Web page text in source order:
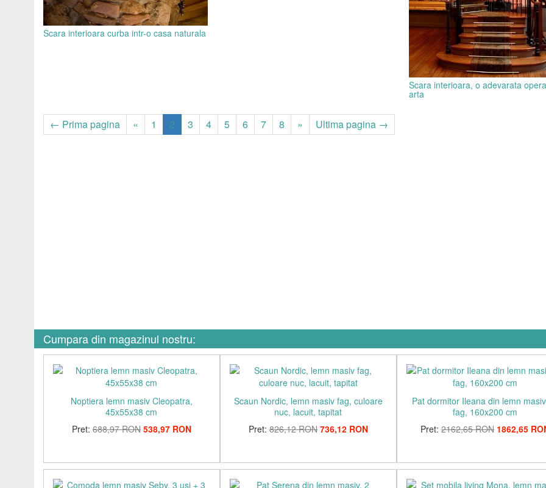
Scara interioara curba intr-o casa naturala
Scara interioara, o adevarata
arta
← Prima pagina « 1 2 3 4 5 6 7 8 » Ultima pagina →
Cumpara din magazinul nostru:
Noptiera lemn masiv Cleopatra,
45x55x38 cm
Pret: 688,97 RON 538,97 RON
Scaun Nordic, lemn masiv fag, culoare
nuc, lacuit, tapitat
Pret: 826,12 RON 736,12 RON
Pat dormitor Ileana din lemn
fag, 160x200 cm
Pret: 2162,65 RON 1862,65